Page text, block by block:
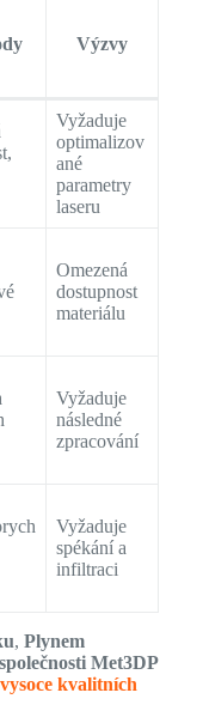
Výzvy
Vyžaduje
optimalizov
ané
parametry
laseru
Omezená
dostupnost
materiálu
Vyžaduje
následné
zpracování
Vyžaduje
spékání a
infiltraci
, Plynem
Met3DP
kvalitních